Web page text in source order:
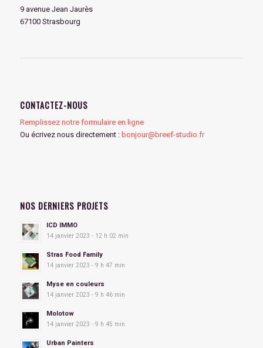
9 avenue Jean Jaurès
67100 Strasbourg
CONTACTEZ-NOUS
Remplissez notre formulaire en ligne
Ou écrivez nous directement : bonjour@breef-studio.fr
NOS DERNIERS PROJETS
ICD IMMO
14 janvier 2023 - 12 h 02 min
Stras Food Family
14 janvier 2023 - 9 h 47 min
Myse en couleurs
14 janvier 2023 - 9 h 46 min
Molotow
14 janvier 2023 - 9 h 45 min
Urban Painters